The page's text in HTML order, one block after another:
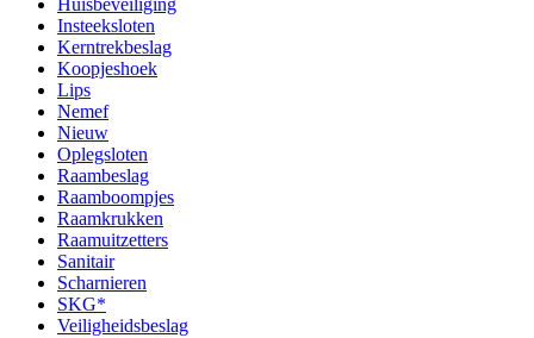
Huisbeveiliging
Insteeksloten
Kerntrekbeslag
Koopjeshoek
Lips
Nemef
Nieuw
Oplegsloten
Raambeslag
Raamboompjes
Raamkrukken
Raamuitzetters
Sanitair
Scharnieren
SKG*
Veiligheidsbeslag